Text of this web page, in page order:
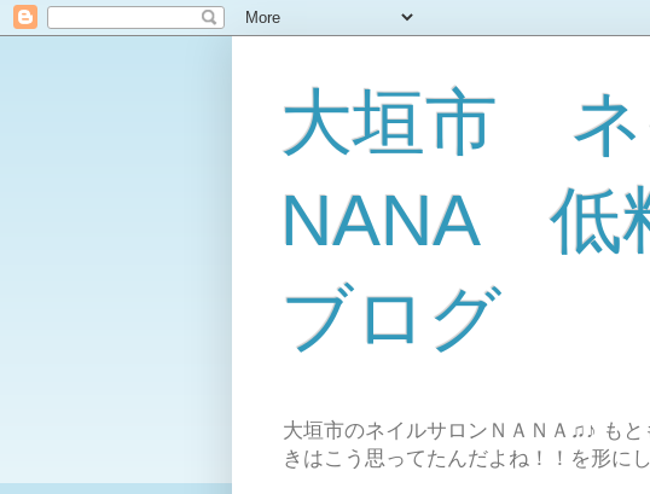
大垣市 ネ
NANA 低
ブログ
大垣市のネイルサロンＮＡＮＡ♫♪ も
きはこう思ってたんだよね！！を形に